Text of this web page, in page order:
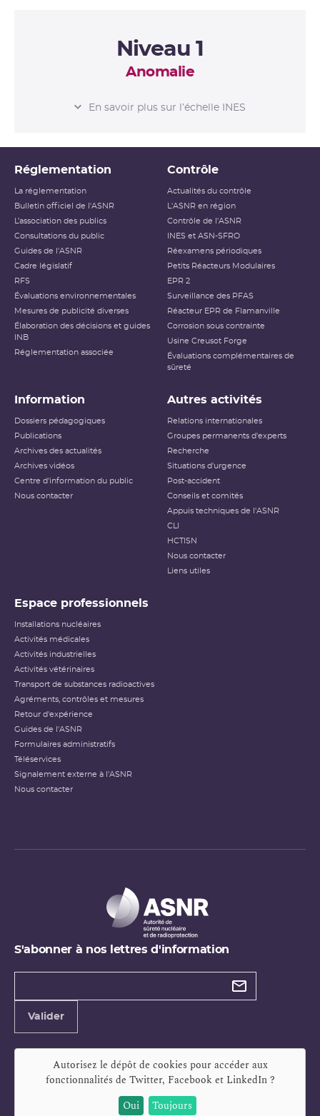
Niveau 1
Anomalie
L’ÉCHELLE INES
Niveau 2
Niveau 3 Incident grave
Accident ayant des conséquences
locales
Niveau 5
Accident grave
Niveau 7 Accident majeur
L’échelle INES (International Nuclear and Radiological
au public l’importance d’un événement vis-à-vis de la
sûreté ou de la radioprotection. Cette échelle est
applicable aux événements survenant sur les
événements ayant des conséquences, potentielles ou
réelles, sur la radioprotection du public et des travailleurs.
Elle ne s’applique pas aux événements ayant un impact
habituellement utilisés pour classer les événements
reçue notamment) n’étant pas applicables dans ce
Échelle INES pour le
classement des incidents et
En savoir plus sur l’échelle INES
Réglementation
La réglementation
Bulletin officiel de l'ASNR
L’association des publics
Consultations du public
Guides de l'ASNR
Cadre législatif
RFS
Évaluations environnementales
Mesures de publicité diverses
Élaboration des décisions et guides
INB
Réglementation associée
Contrôle
Actualités du contrôle
L'ASNR en région
Contrôle de l'ASNR
INES et ASN-SFRO
Réexamens périodiques
Petits Réacteurs Modulaires
EPR 2
Surveillance des PFAS
Réacteur EPR de Flamanville
Corrosion sous contrainte
Usine Creusot Forge
Évaluations complémentaires de
sûreté
Information
Dossiers pédagogiques
Publications
Archives des actualités
Archives vidéos
Centre d'information du public
Nous contacter
Autres activités
Relations internationales
Groupes permanents d'experts
Recherche
Situations d'urgence
Post-accident
Conseils et comités
Appuis techniques de l'ASNR
CLI
HCTISN
Nous contacter
Liens utiles
Espace professionnels
Installations nucléaires
Activités médicales
Activités industrielles
Activités vétérinaires
Transport de substances radioactives
Agréments, contrôles et mesures
Retour d'expérience
Guides de l'ASNR
Formulaires administratifs
Téléservices
Signalement externe à l'ASNR
Nous contacter
S'abonner à nos lettres d'information
Types de
Valider
Autorisez le dépôt de cookies pour accéder aux
fonctionnalités de Twitter, Facebook et LinkedIn?
Oui
Toujours